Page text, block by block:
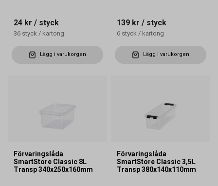
24 kr / styck
36 styck / kartong
Lägg i varukorgen
139 kr / styck
6 styck / kartong
Lägg i varukorgen
Förvaringslåda
SmartStore Classic 8L
Transp 340x250x160mm
Förvaringslåda
SmartStore Classic 3,5L
Transp 380x140x110mm